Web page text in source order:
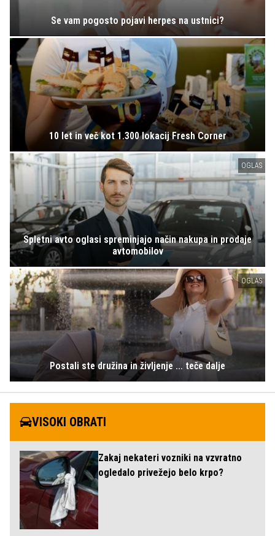
Se vam pogosto pojavi herpes na ustnici?
10 let in več kot 1.300 lokacij Fresh Corner
OGLAS
Spletni avto oglasi spreminjajo način nakupa in prodaje
avtomobilov
OGLAS
Postali ste družina in življenje ... teče dalje
VISOKI OBRATI
Zakaj nekateri vozniki na vzvratno
ogledalo privežejo belo krpo?